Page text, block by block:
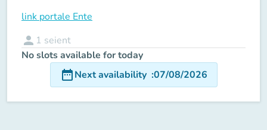
link portale Ente
person 1 seient
No slots available for today
date_rangeNext availability :07/08/2026